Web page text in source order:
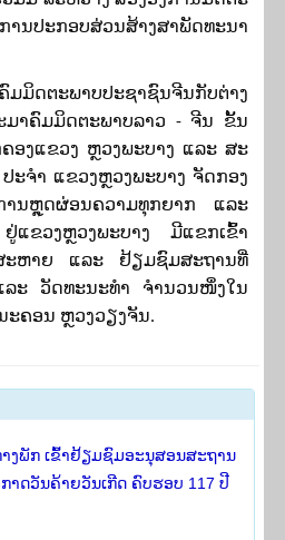
ນປະກອບສ່ວນສ້າງສາພັດທະນາ
ຄົມມິດຕະພາບປະຊາຊົນຈີນກັບຕ່າງ
ມາຄົມມິດຕະພາບລາວ - ຈີນ ຂັ້ນ
ຄອງແຂວງ ຫຼວງພະບາງ ແລະ ສະ
ະຈຳ ແຂວງຫຼວງພະບາງ ຈັດກອງ
ານຫຼຸດຜ່ອນຄວາມທຸກຍາກ
ແລະ
ແຂວງຫຼວງ​ພະ​ບາງ ມີແຂກເຂົ້າ
ະຫາຍ ແລະ ຢ້ຽມຊົມສະຖານທີ່
ະ ວັດທະນະທຳ ຈຳນວນໜຶ່ງໃນ
ະຄອນ ຫຼວງວຽງຈັນ.
ງພັກ ເຂົ້າຢ້ຽມຊົມອະນຸສອນສະຖານ
າດວັນຄ້າຍວັນເກີດ ຄົບຮອບ 117 ປີ